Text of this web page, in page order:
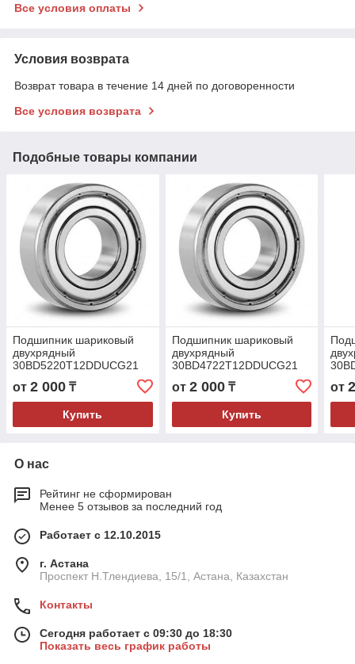
Все условия оплаты
Условия возврата
Возврат товара в течение 14 дней по договоренности
Все условия возврата
Подобные товары компании
Подшипник шариковый
двухрядный
30BD5220T12DDUCG21
от 2 000 ₸
Купить
Подшипник шариковый
двухрядный
30BD4722T12DDUCG21
от 2 000₸
Купить
от
О нас
Рейтинг не сформирован
Менее 5 отзывов за последний год
Работает с 12.10.2015
г. Астана
Проспект Н.Тлендиева, 15/1, Астана, Казахстан
Контакты
Сегодня работает с 09:30 до 18:30
Показать весь график работы